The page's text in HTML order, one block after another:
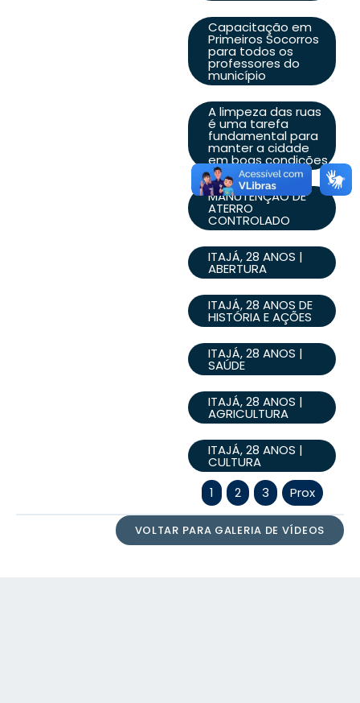
Capacitação em
Primeiros Socorros
para todos os
professores do
município
A limpeza das ruas
é uma tarefa
fundamental para
manter a cidade
em boas condições
MANUTENÇÃO DE
ATERRO
CONTROLADO
ITAJÁ, 28 ANOS |
ABERTURA
ITAJÁ, 28 ANOS DE
HISTÓRIA E AÇÕES
ITAJÁ, 28 ANOS |
SAÚDE
ITAJÁ, 28 ANOS |
AGRICULTURA
ITAJÁ, 28 ANOS |
CULTURA
1
2 3 Prox
VOLTAR PARA GALERIA DE VÍDEOS